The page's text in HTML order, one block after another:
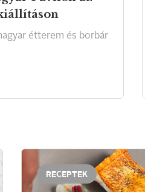
étterem és borbár
RECEPTEK